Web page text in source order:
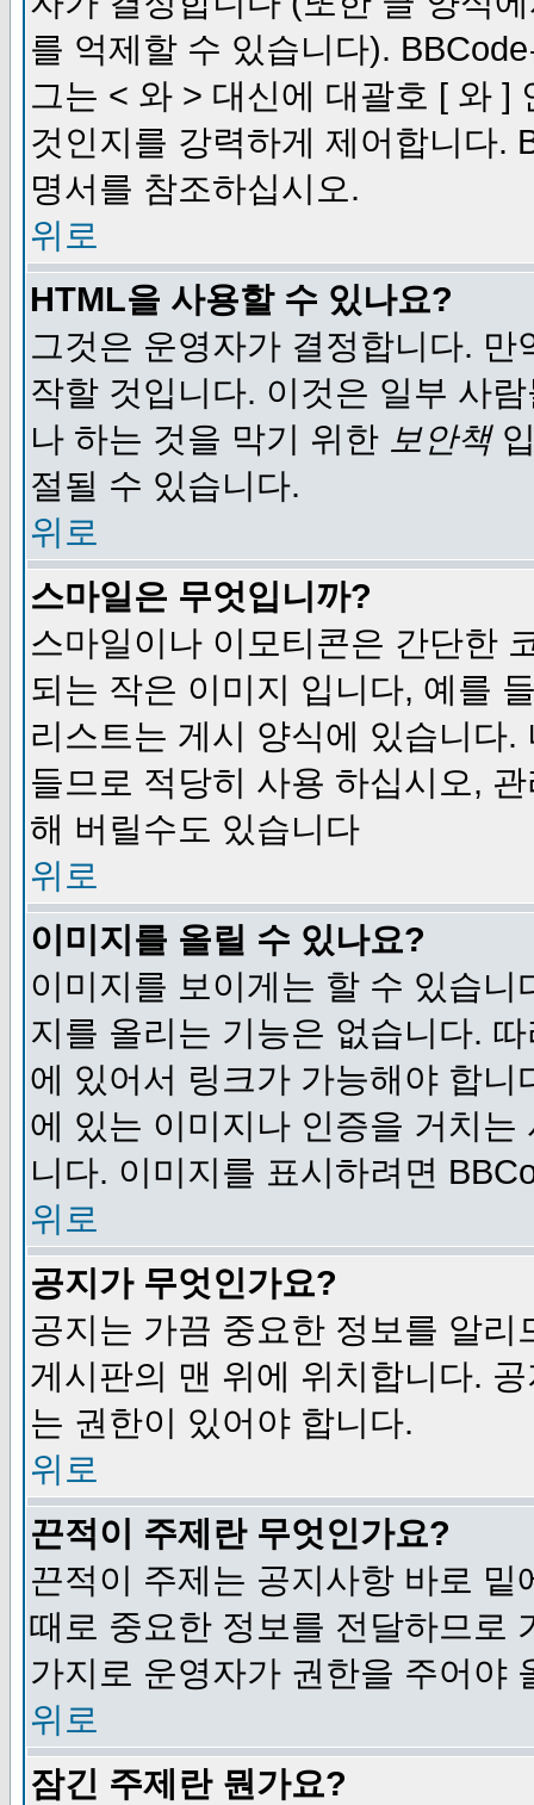
를 억제할 수 있습니다).
그는 < 와 > 대신에 대괄호 [ 와 ]
것인지를 강력하게 제어합니다.
명서를 참조하십시오.
위로
HTML을 사용할 수 있나요?
그것은 운영자가 결정합니다.
작할 것입니다. 이것은 일부 사
나 하는 것을 막기 위한 보안책
절될 수 있습니다.
위로
스마일은 무엇입니까?
스마일이나 이모티콘은 간단한
되는 작은 이미지 입니다, 예를
리스트는 게시 양식에 있습니다
들므로 적당히 사용 하십시오,
해 버릴수도 있습니다
위로
이미지를 올릴 수 있나요?
이미지를 보이게는 할 수 있습
지를 올리는 기능은 없습니다.
에 있어서 링크가 가능해야 합
에 있는 이미지나 인증을 거치
니다. 이미지를 표시하려면
위로
공지가 무엇인가요?
공지는 가끔 중요한 정보를 알
게시판의 맨 위에 위치합니다.
는 권한이 있어야 합니다.
위로
끈적이 주제란 무엇인가요?
끈적이 주제는 공지사항 바로
때로 중요한 정보를 전달하므로
가지로 운영자가 권한을 주어야
위로
잠긴 주제란 뭔가요?